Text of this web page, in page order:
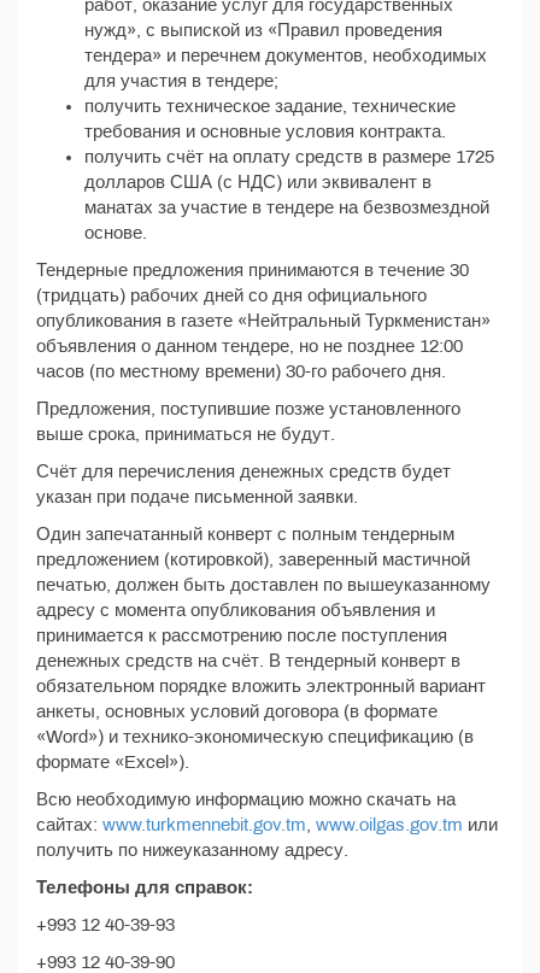
работ, оказание услуг для государственных
нужд», с выпиской из «Правил проведения
тендера» и перечнем документов, необходимых
для участия в тендере;
получить техническое задание, технические
требования и основные условия контракта.
получить счёт на оплату средств в размере 1725
долларов США (с НДС) или эквивалент в
манатах за участие в тендере на безвозмездной
основе.
Тендерные предложения принимаются в течение 30
(тридцать) рабочих дней со дня официального
опубликования в газете «Нейтральный Туркменистан»
объявления о данном тендере, но не позднее 12:00
часов (по местному времени) 30-го рабочего дня.
Предложения, поступившие позже установленного
выше срока, приниматься не будут.
Счёт для перечисления денежных средств будет
указан при подаче письменной заявки.
Один запечатанный конверт с полным тендерным
предложением (котировкой), заверенный мастичной
печатью, должен быть доставлен по вышеуказанному
адресу с момента опубликования объявления и
принимается к рассмотрению после поступления
денежных средств на счёт. В тендерный конверт в
обязательном порядке вложить электронный вариант
анкеты, основных условий договора (в формате
«Word») и технико-экономическую спецификацию (в
формате «Excel»).
Всю необходимую информацию можно скачать на
сайтах: www.turkmennebit.gov.tm www.oilgas.gov.tm или
получить по нижеуказанному адресу.
Телефоны для справок:
+993 12 40-39-93
+993 12 40-39-90